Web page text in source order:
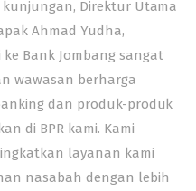
Direktur Utama
Ahmad Yudha,
Bank Jombang sangat
wawasan berharga
dan produk-produk
di BPR kami. Kami
layanan kami
nasabah dengan lebih